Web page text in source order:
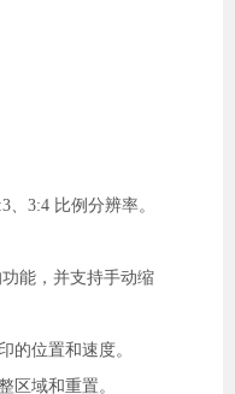
3:4 比例分辨率。
能，并支持手动缩
的位置和速度。
区域和重置。